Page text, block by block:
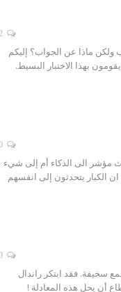
ولكن ماذا عن الجواب؟ إليكم
بهذا الاختبار البسيط.
مؤشر الى الذكاء أم إلى شيء
الكبار يتحدثون إلى انفسهم
سخيفة. فقد ابتكر راندال
يحل هذه المعادلة !